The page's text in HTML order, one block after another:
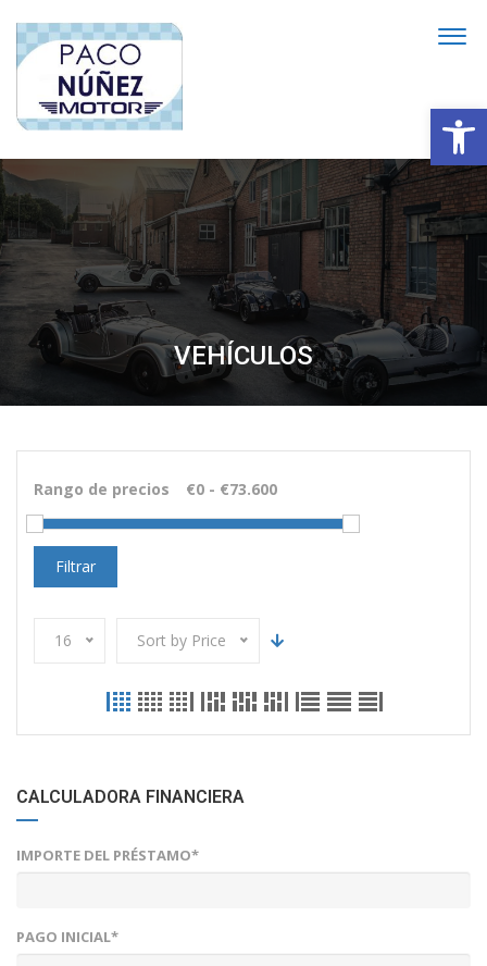
VEHÍCULOS
Rango de precios
Filtrar
16 Sort by Price
CALCULADORA FINANCIERA
IMPORTE DEL PRÉSTAMO*
PAGO INICIAL*